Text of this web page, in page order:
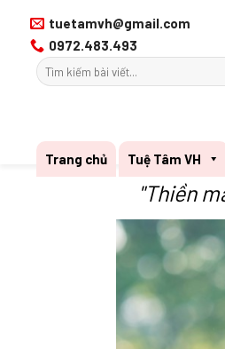
tuetamvh@gmail.com
0972.483.493
Trang chủ Tuệ Tâm VH
"Thiền